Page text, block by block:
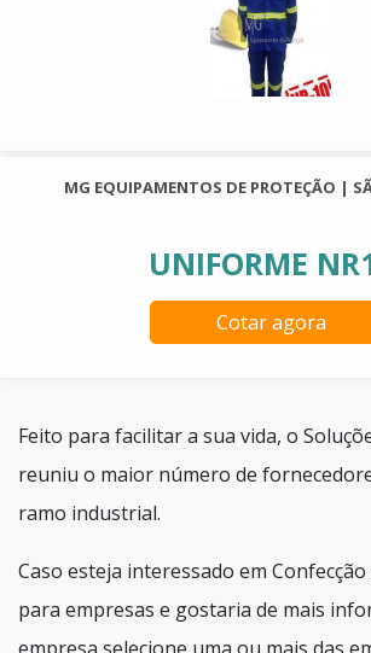
MG EQUIPAMENTOS DE PROTEÇÃO |
UNIFORME
Cotar agora
Feito para facilitar a sua vida, o
reuniu o maior número de
ramo industrial.
Caso esteja interessado em
para empresas e gostaria de mais